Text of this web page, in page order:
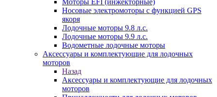
Моторы EFI (инжекторные)
Носовые электромоторы с функцией GPS
якоря
Лодочные моторы 9.8 л.с.
Лодочные моторы 9.9 л.с.
Водометные лодочные моторы
Аксессуары и комплектующие для лодочных
моторов
Назад
Аксессуары и комплектующие для лодочных
моторов